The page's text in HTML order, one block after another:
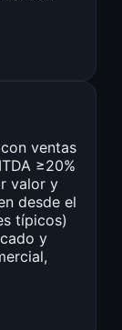
ventas
≥20%
valor y
desde el
típicos)
y